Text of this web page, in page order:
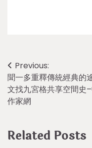
Post
navigation
Previous:
聞一多重釋傳統經典的
文找九宮格共享空間史
作家網
Related Posts